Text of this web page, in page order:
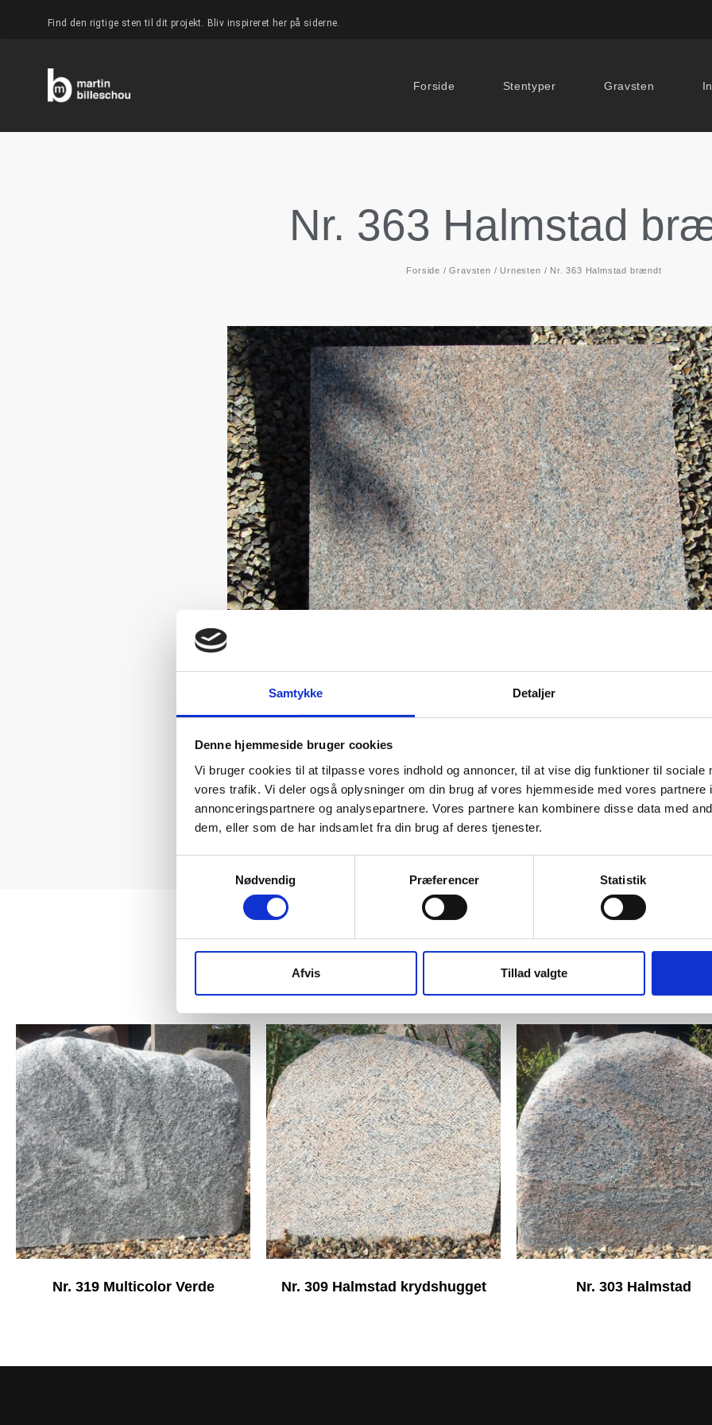
Samtykke Detaljer
Denne hjemmeside bruger cookies
Vi bruger cookies til at tilpasse vores indhold og annoncer, til at vise dig funktioner til sociale
vores trafik. Vi deler også oplysninger om din brug af vores hjemmeside med vores partnere
annonceringspartnere og analysepartnere. Vores partnere kan kombinere disse data med
dem, eller som de har indsamlet fra din brug af deres tjenester.
Nødvendig
Præferencer Statistik
Afvis Tillad valgte
Find den rigtige sten til dit projekt. Bliv inspireret her på siderne.
Forside Stentyper Gravsten
Nr. 363 Halmstad
Forside /Gravsten / Urnesten / Nr. 363 Halmstad brændt
Nr. 363 Halmstad Brændt
Pris: 2600,- kr.
Størrelse: 40 x 40 cm
Relaterede Varer
Nr. 319 Multicolor Verde Nr. 309 Halmstad krydshugget Nr. 303 Halmstad